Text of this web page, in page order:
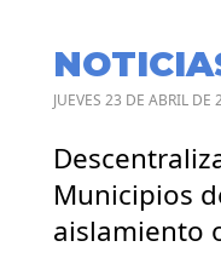
JUEVES 23 DE ABRIL DE
Municipios
aislamiento